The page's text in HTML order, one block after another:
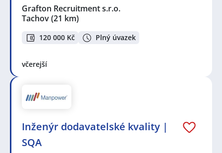
Grafton Recruitment s.r.o.
Tachov(21 km)
120 000 Kč Plný úvazek
včerejší
Inženýr dodavatelské kvality |
SQA